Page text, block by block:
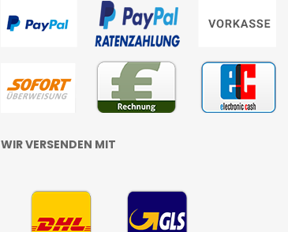
WIR VERSENDEN MIT